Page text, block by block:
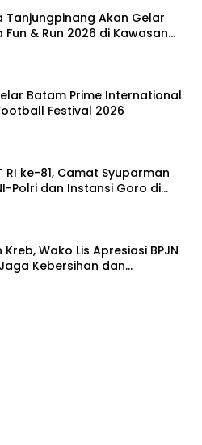
Tanjungpinang Akan Gelar
& Run 2026 di Kawasan
Batam Prime International
Festival 2026
RI ke-81, Camat Syuparman
Polri dan Instansi Goro di
Wako Lis Apresiasi BPJN
Kebersihan dan
Jalan